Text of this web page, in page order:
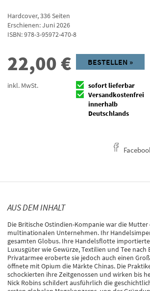
Hardcover,336Seiten
Erschienen: Juni 2026
ISBN:978-3-95972-470-8
22,00€
inkl. MwSt.
BESTELLEN »
sofort lieferbar
Versandkostenfrei
innerhalb
Deutschlands
AUS DEM INHALT
Die Britische Ostindien-Kompanie war die
multinationalen Unternehmen. Ihr
gesamten Globus. Ihre Handelsflotte
Luxusgüter wie Gewürze, Textilien und Tee nach
Privatarmee eroberte sie jedoch auch einen
öffnete mit Opium die Märkte Chinas. Die
schockierten ihre Zeitgenossen und wirken bis
Nick Robins schildert ausführlich die